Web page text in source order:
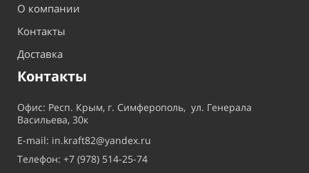
О компании
Контакты
Доставка
Контакты
Офис: Респ. Крым, г. Симферополь, ул. Генерала
Васильева, 30к
E-mail: in.kraft82@yandex.ru
Телефон: +7 (978) 514-25-74